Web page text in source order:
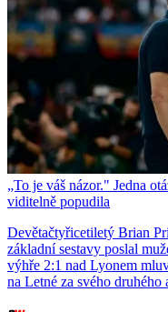
„To je váš názor." Jedna
viditelně popudila
Devětačtyřicetiletý Brian
základní sestavy poslal
výhře 2:1 nad Lyonem
na Letné za svého druhého